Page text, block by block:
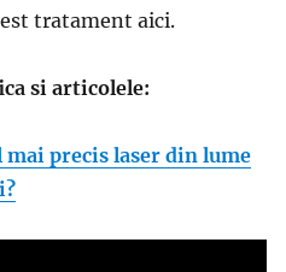
tratament aici.
si articolele:
mai precis laser din lume